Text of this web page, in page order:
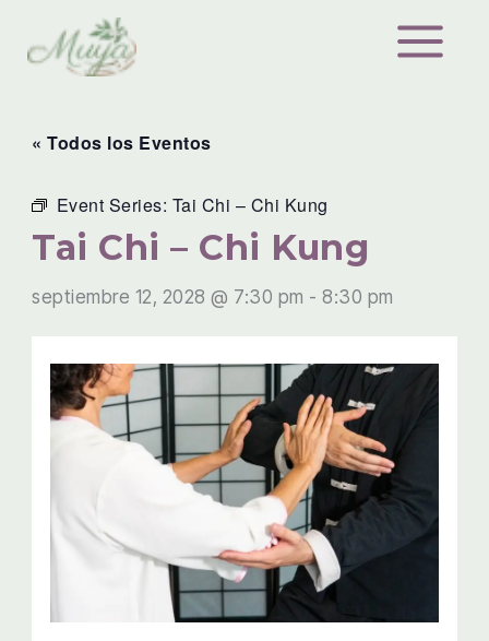
contenido
« Todos los Eventos
Event Series: Tai Chi – Chi Kung
Tai Chi – Chi Kung
septiembre 12, 2028 @ 7:30 pm -8:30 pm